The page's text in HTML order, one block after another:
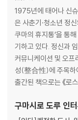
쾌함》은 고도화된 질서
우리 사회에 가장 시의
큰글자도서 소개
리더스원의 큰글자도서
게 편안한 독서 환경을
본보다 ‘120%~150%’
마음을 보지 못하는 정
늘어나는 정신과 진단
느슨했던 사회, 적게 개
왜 지금 발달장애인가
시대별로 달라져온 ‘마음
돈 때문에 아프고, 돈 때
‘죽고 싶다’는 불평이
우리 모두는 질서의 동심
1975년에 태어나 신
은 사춘기·청소년 정
쿠마의 휴지통’을 통
기하고 있다. 정신과
커뮤니케이션 및 오프
성(整合性)에 주목하
출간된 책으로는 《로
구마시로 도루 인